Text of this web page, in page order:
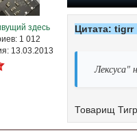
здесь
1 012
13.03.2013
Цитата: tigrr
Лексуса"
Товарищ